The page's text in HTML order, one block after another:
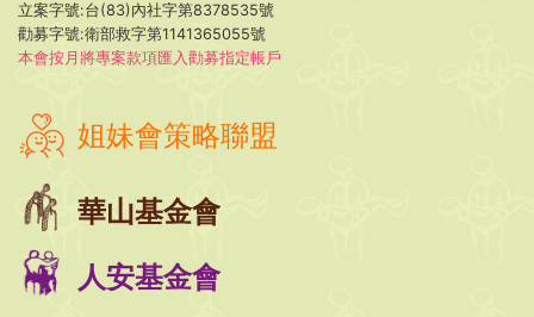
立案字號:台(83)內社字第8378535號
勸募字號:衛部救字第1141365055號
本會按月將專案款項匯入勸募指定帳戶
姐妹會策略聯盟
華山基金會
人安基金會